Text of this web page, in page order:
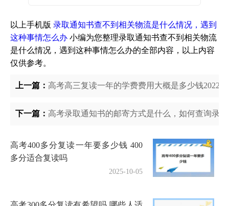
以上手机版 录取通知书查不到相关物流是什么情况，遇到
这种事情怎么办 小编为您整理录取通知书查不到相关物流
是什么情况，遇到这种事情怎么办的全部内容，以上内容
仅供参考。
上一篇： 高考高三复读一年的学费费用大概是多少钱2022
下一篇： 高考录取通知书的邮寄方式是什么，如何查询录
高考400多分复读一年要多少钱 400
多分适合复读吗
2025-10-05